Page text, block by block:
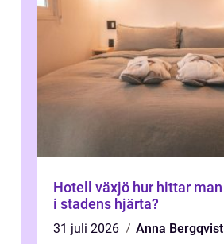
Hotell växjö hur hittar man rätt boende
i stadens hjärta?
31 juli 2026
Anna Bergqvist